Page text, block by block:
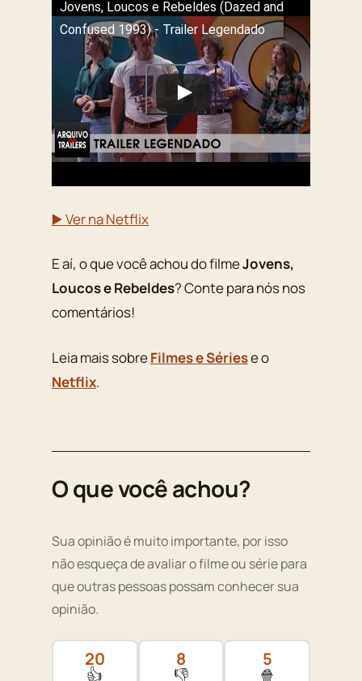
Jovens, Loucos e Rebeldes (Dazed and
Confused 1993) - Trailer Legendado
▶️ Ver na Netflix
E aí, o que você achou do filmeJovens,
Loucos e Rebeldes? Conte para nós nos
comentários!
Leia mais sobreFilmes e Sériese o
Netflix.
O que você achou?
Sua opinião é muito importante, por isso
não esqueça de avaliar o filme ou série para
que outras pessoas possam conhecer sua
opinião.
20
👍
8
👎
5
🍿